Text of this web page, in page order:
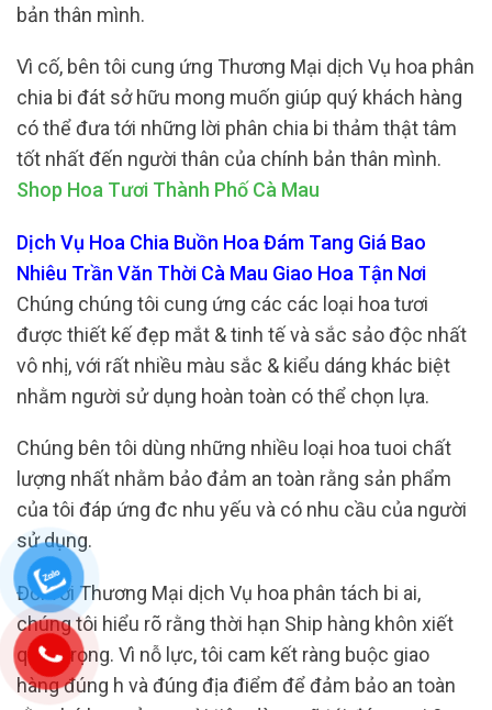
bản thân mình.
Vì cố, bên tôi cung ứng Thương Mại dịch Vụ hoa phân
chia bi đát sở hữu mong muốn giúp quý khách hàng
có thể đưa tới những lời phân chia bi thảm thật tâm
tốt nhất đến người thân của chính bản thân mình.
Shop Hoa Tươi Thành Phố Cà Mau
Dịch Vụ Hoa Chia Buồn Hoa Đám Tang Giá Bao
Nhiêu Trần Văn Thời Cà Mau Giao Hoa Tận Nơi
Chúng chúng tôi cung ứng các các loại hoa tươi
được thiết kế đẹp mắt & tinh tế và sắc sảo độc nhất
vô nhị, với rất nhiều màu sắc & kiểu dáng khác biệt
nhằm người sử dụng hoàn toàn có thể chọn lựa.
Chúng bên tôi dùng những nhiều loại hoa tuoi chất
lượng nhất nhằm bảo đảm an toàn rằng sản phẩm
của tôi đáp ứng đc nhu yếu và có nhu cầu của người
sử dụng.
Đối với Thương Mại dịch Vụ hoa phân tách bi ai,
chúng tôi hiểu rõ rằng thời hạn Ship hàng khôn xiết
quan trọng. Vì nỗ lực, tôi cam kết ràng buộc giao
hàng đúng h và đúng địa điểm để đảm bảo an toàn